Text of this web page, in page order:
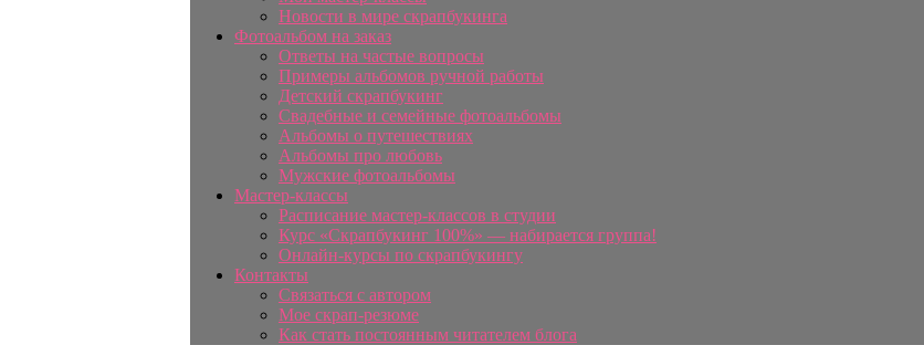
Новости в мире скрапбукинга
Фотоальбом на заказ
Ответы на частые вопросы
Примеры альбомов ручной работы
Детский скрапбукинг
Свадебные и семейные фотоальбомы
Альбомы о путешествиях
Альбомы про любовь
Мужские фотоальбомы
Мастер-классы
Расписание мастер-классов в студии
Курс «Скрапбукинг 100%» — набирается группа!
Онлайн-курсы по скрапбукингу
Контакты
Связаться с автором
Мое скрап-резюме
Как стать постоянным читателем блога